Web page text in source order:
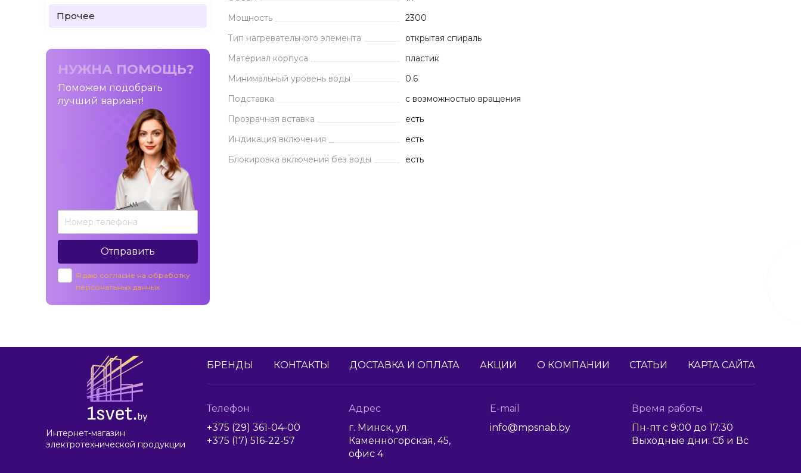
Прочее
НУЖНА ПОМОЩЬ?
Поможем подобрать
лучший вариант!
Отправить
Я даю согласие на обработку
персональных данных
Мощность
2300
Тип нагревательного элемента
открытая спираль
Материал корпуса
пластик
Минимальный уровень воды
0.6
Подставка
с возможностью вращения
Прозрачная вставка
есть
Индикация включения
есть
Блокировка включения без воды
есть
Интернет-магазин
электротехнической продукции
БРЕНДЫ КОНТАКТЫ ДОСТАВКА И ОПЛАТА АКЦИИ О КОМПАНИИ СТАТЬИ КАРТА САЙТА
Телефон
+375 (29) 361-04-00
+375 (17) 516-22-57
Адрес
г. Минск, ул.
Каменногорская, 45,
офис 4
E-mail
info@mpsnab.by
Время работы
Пн-пт с 9:00 до 17:30
Выходные дни: Сб и Вс